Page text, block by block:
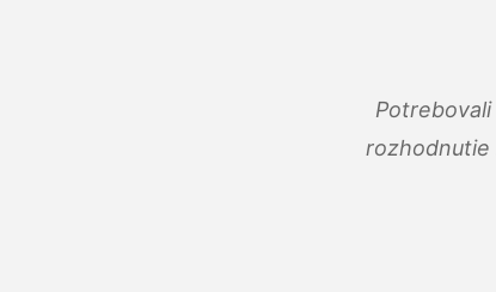
rozhodnutie